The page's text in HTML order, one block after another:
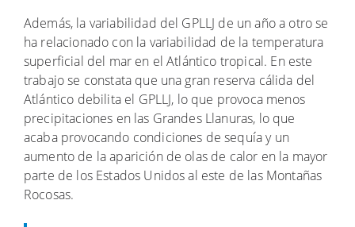
Además, la variabilidad del GPLLJ de un año a otro se
ha relacionado con la variabilidad de la temperatura
superficial del mar en el Atlántico tropical. En este
trabajo se constata que una gran reserva cálida del
Atlántico debilita el GPLLJ, lo que provoca menos
precipitaciones en las Grandes Llanuras, lo que
acaba provocando condiciones de sequía y un
aumento de la aparición de olas de calor en la mayor
parte de los Estados Unidos al este de las Montañas
Rocosas.